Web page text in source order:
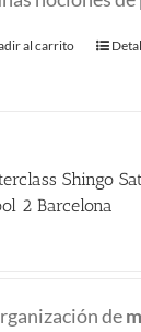
al carrito
Shingo
2 Barcelona
de